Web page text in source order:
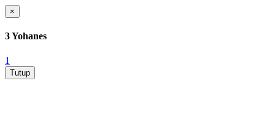
×
3 Yohanes
1
Tutup